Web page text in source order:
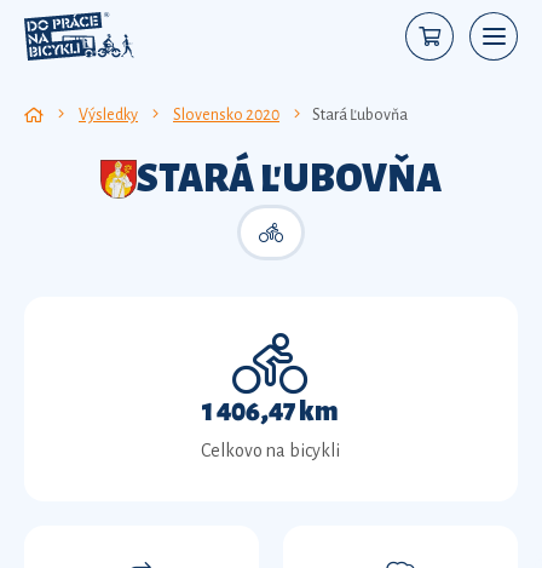
Výsledky Slovensko 2020 Stará Ľubovňa
STARÁ ĽUBOVŇA
1 406,47 km
Celkovo na bicykli